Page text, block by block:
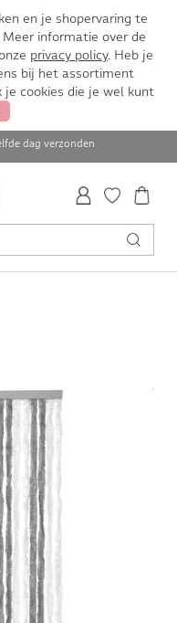
en je shopervaring te
informatie over de
privacy policy. Heb je
bij het assortiment
je cookies die je wel kunt
dag verzonden